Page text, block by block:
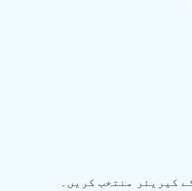
کیریئر منتخب کریں۔